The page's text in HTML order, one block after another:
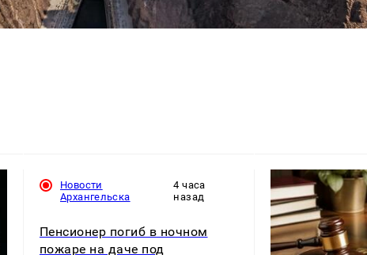
Новости
Архангельска
4 часа
назад
Пенсионер погиб в ночном
пожаре на даче под